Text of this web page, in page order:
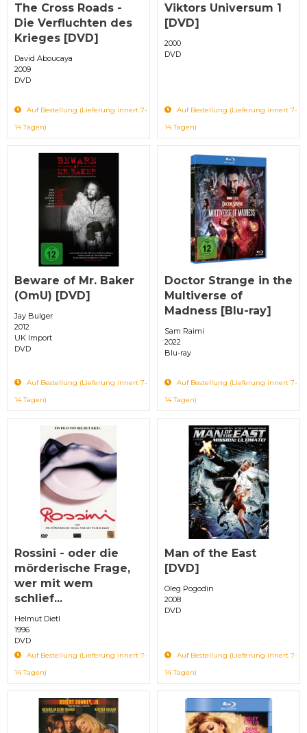
The Cross Roads -
Die Verfluchten des
Krieges [DVD]
David Aboucaya
2009
DVD
Auf Bestellung (Lieferung innert 7-
14 Tagen)
Viktors Universum 1
[DVD]
2000
DVD
Auf Bestellung (Lieferung innert 7-
14 Tagen)
Beware of Mr. Baker
(OmU) [DVD]
Jay Bulger
2012
UK Import
DVD
Auf Bestellung (Lieferung innert 7-
14 Tagen)
Doctor Strange in the
Multiverse of
Madness [Blu-ray]
Sam Raimi
2022
Blu-ray
Auf Bestellung (Lieferung innert 7-
14 Tagen)
Rossini - oder die
mörderische Frage,
wer mit wem
schlief...
Helmut Dietl
1996
DVD
Auf Bestellung (Lieferung innert 7-
14 Tagen)
Man of the East
[DVD]
Oleg Pogodin
2008
DVD
Auf Bestellung (Lieferung innert 7-
14 Tagen)